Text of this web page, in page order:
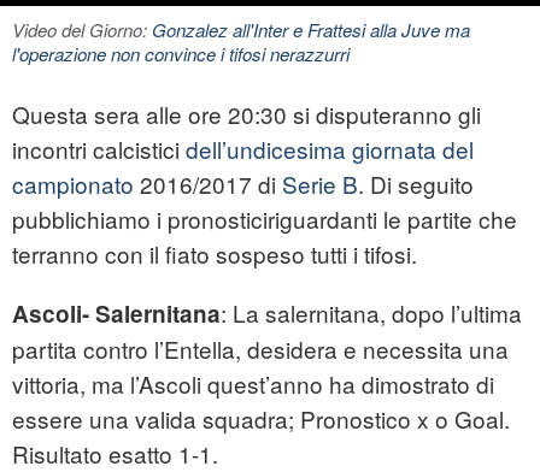
Video del Giorno: Gonzalez all'Inter e Frattesi alla Juve ma
l'operazione non convince i tifosi nerazzurri
Questa sera alle ore 20:30 si disputeranno gli
incontri calcistici dell’undicesima giornata del
campionato 2016/2017 di Serie B. Di seguito
pubblichiamo i pronosticiriguardanti le partite che
terranno con il fiato sospeso tutti i tifosi.
Ascoli- Salernitana: La salernitana, dopo l’ultima
partita contro l’Entella, desidera e necessita una
vittoria, ma l’Ascoli quest’anno ha dimostrato di
essere una valida squadra; Pronostico x o Goal.
Risultato esatto 1-1.